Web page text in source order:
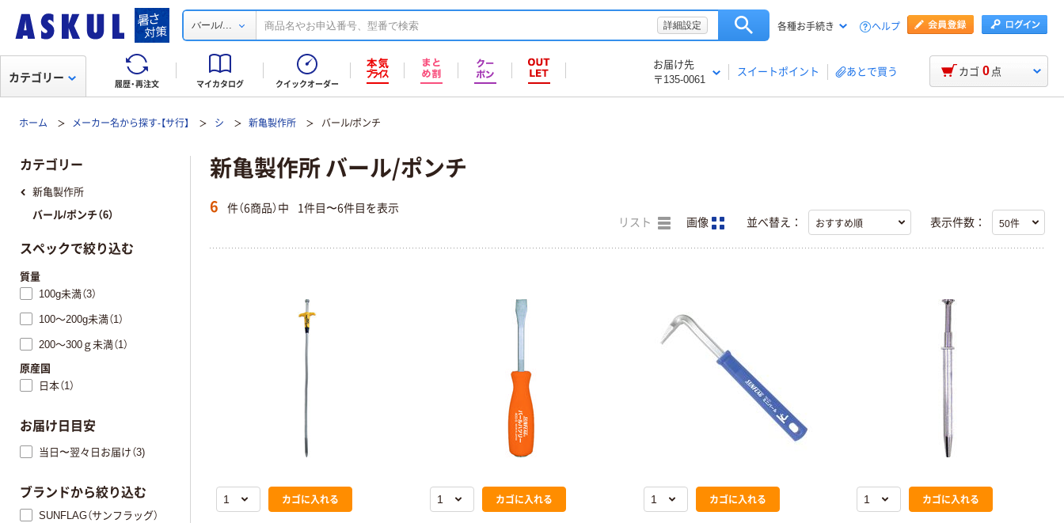
バール/... 詳細設定 各種お手続き ヘルプ
履歴・再注文 マイカタログ クイックオーダー
お届け先
〒135-0061
スイートポイント あとで買う
カテゴリー カゴ 0 点
ホーム メーカー名から探す-【サ行】 シ 新亀製作所 バール/ポンチ
新亀製作所 バール/ポンチ
6 件（6商品）中 1件目〜6件目を表示
リスト 画像 並べ替え： 表示件数：
カゴに入れる カゴに入れる カゴに入れる カゴに入れる
カテゴリー
新亀製作所
バール/ポンチ（6）
スペックで絞り込む
質量
100g未満（3）
100～200g未満（1）
200～300ｇ未満（1）
原産国
日本（1）
お届け日目安
当日〜翌々日お届け（3)
ブランドから絞り込む
SUNFLAG（サンフラッグ）